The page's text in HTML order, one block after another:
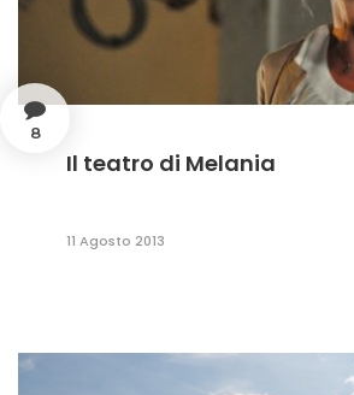
8
Il teatro di Melania
11 Agosto 2013